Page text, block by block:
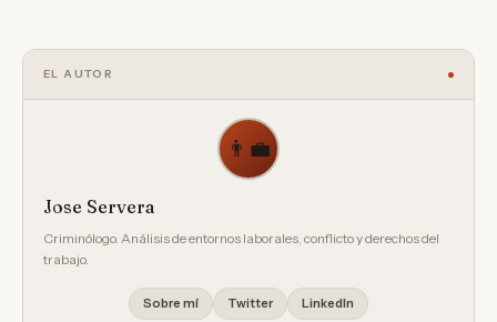
EL AUTOR
👨‍💼
Jose Servera
Criminólogo. Análisis de entornos laborales, conflicto y derechos del
trabajo.
Sobre mí Twitter LinkedIn